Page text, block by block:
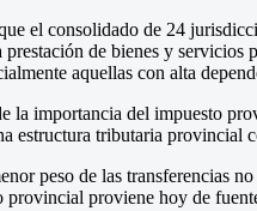
el consolidado de 24
prestación de bienes y
aquellas con alta
la importancia del impuesto
estructura tributaria provincial
peso de las transferencias
provincial proviene hoy de